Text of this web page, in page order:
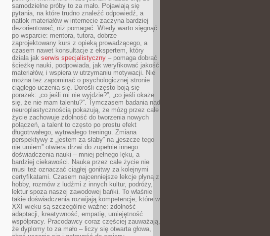
samodzielne próby to za mało. Pojawiają się
pytania, na które trudno znaleźć odpowiedź, a
natłok materiałów w internecie zaczyna bardziej
dezorientować, niż pomagać. Wtedy warto sięgnąć
po wsparcie: mentora, tutora, dobrze
zaprojektowany kurs z opieką prowadzącego, a
czasem nawet konsultacje z ekspertem, który
działa jak serwis specjalistyczny – pomaga dobrać
ścieżkę nauki, podpowiada, jak weryfikować jakość
materiałów, i wspiera w utrzymaniu motywacji. Nie
można też zapominać o psychologicznej stronie
ciągłego uczenia się. Dorośli często boją się
porażek: „co jeśli mi nie wyjdzie?”, „co jeśli okaże
się, że nie mam talentu?”. Tymczasem badania nad
neuroplastycznością pokazują, że mózg przez całe
życie zachowuje zdolność do tworzenia nowych
połączeń, a talent to często po prostu efekt
długotrwałego, wytrwałego treningu. Zmiana
perspektywy z „jestem za słaby” na „jeszcze tego
nie umiem” otwiera drzwi do zupełnie innego
doświadczenia nauki – mniej pełnego lęku, a
bardziej ciekawości. Nauka przez całe życie nie
musi też oznaczać ciągłej gonitwy za kolejnymi
certyfikatami. Czasem najcenniejsze lekcje płyną z
hobby, rozmów z ludźmi z innych kultur, podróży,
lektur spoza naszej zawodowej bańki. To właśnie
takie doświadczenia rozwijają kompetencje, które w
XXI wieku są szczególnie ważne: zdolność
adaptacji, kreatywność, empatię, umiejętność
współpracy. Pracodawcy coraz częściej zauważają,
że dyplomy to za mało – liczy się otwarta głowa,